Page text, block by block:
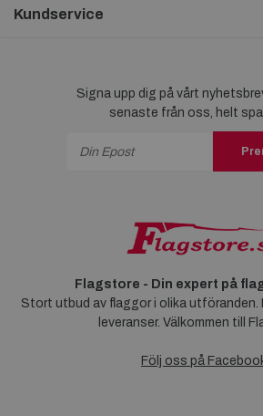
Kundservice
Signa upp dig på vårt
senaste från oss, helt
Flagstore - Din expert på
Stort utbud av flaggor i olika utföranden.
leveranser. Välkommen till
Följ oss på